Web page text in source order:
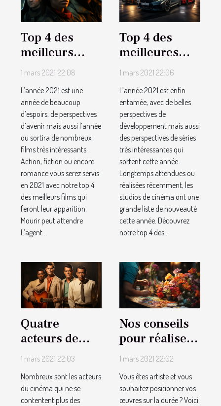
Top 4 des
meilleurs
films qui
2021
1 mars 2021 22:08
L’année 2021 est une
année de beaucoup
d’espoirs, de perspectives
d’avenir mais aussi l’année
ou sortira de nombreux
films très intéressants.
Action, fiction ou encore
romance vous serez servis
en 2021 avec notre top 4
des meilleurs films qui
feront leur apparition.
Mourir peut attendre
L’agent...
Top 4 des
meilleures
séries
2021
1 mars 2021 22:06
L’année 2021 est enfin
entamée, avec de belles
perspectives de
développement mais aussi
des perspectives de séries
très intéressantes qui
sortent cette année.
Longtemps attendues ou
réalisées récemment, les
studios de cinéma ont une
grande liste de nouveauté
cette année. Découvrez
notre top 4 des...
Quatre
acteurs de
cinéma qui
dans la
musique
1 mars 2021 22:03
Nombreux sont les acteurs
du cinéma qui ne se
contentent plus des
Nos conseils
pour réaliser
une œuvre
impérissable
1 mars 2021 22:02
Vous êtes artiste et vous
souhaitez positionner vos
œuvres sur la durée ? Voici